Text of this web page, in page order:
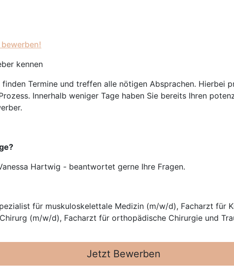
kennen
Termine und treffen alle nötigen Absprachen. Hierbei
Innerhalb weniger Tage haben Sie bereits Ihren
Hartwig - beantwortet gerne Ihre Fragen.
für muskuloskelettale Medizin (m/w/d), Facharzt für
(m/w/d), Facharzt für orthopädische Chirurgie und
Jetzt Bewerben